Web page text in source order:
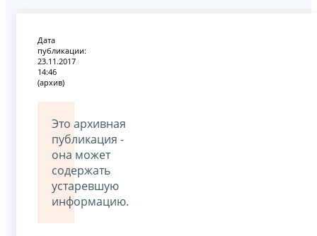
Дата
публикации:
23.11.2017
14:46
(архив)
Это архивная
публикация -
она может
содержать
устаревшую
информацию.